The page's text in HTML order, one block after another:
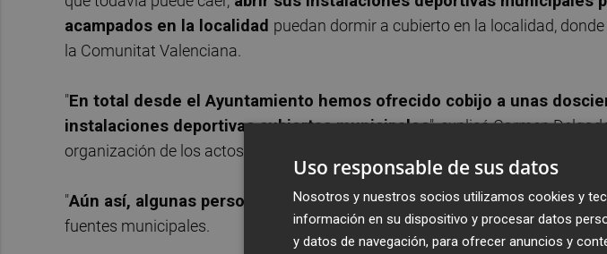
acampados en la localidad puedan dormir a cubierto en la localidad,
la Comunitat Valenciana.
"En total desde el Ayuntamiento hemos ofrecido cobijo a unas
instalaciones deportivas cubiertas municipales", explicó Carmen
organización de los actos programados en la localidad con motivo del
"Aún así, algunas personas han preferido quedarse en sus tiendas o
fuentes municipales.
Uso responsable de sus datos
Nosotros y nuestros socios utilizamos cookies y
información en su dispositivo y procesar datos
y datos de navegación, para ofrecer anuncios y